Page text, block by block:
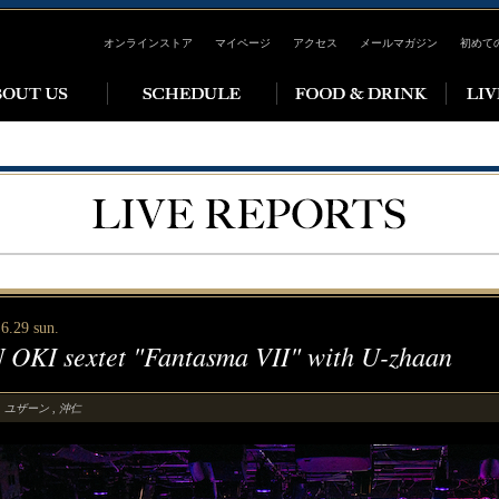
オンラインストア マイページ アクセス メールマガジン 初めて
sun.
OKI sextet "Fantasma VII" with U-zhaan
ユザーン 沖仁